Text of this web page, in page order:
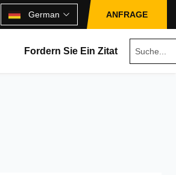
German ANFRAGE
Fordern Sie Ein Zitat